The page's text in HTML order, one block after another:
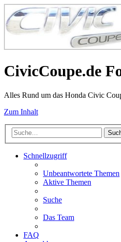
CivicCoupe.de
Alles Rund um das Honda Civic
Zum Inhalt
Schnellzugriff
Unbeantwortete Themen
Aktive Themen
Suche
Das Team
FAQ